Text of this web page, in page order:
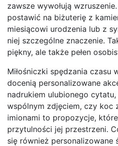
zawsze wywołują
postawić na biżuterię z
miesiącowi urodzenia lub z
niej szczególne znaczenie.
piękny, ale także pełen
Miłośniczki spędzania czasu
docenią personalizowane
nadrukiem ulubionego
wspólnym zdjęciem, czy koc
imionami to propozycje,
przytulności jej przestrzeni.
się również personalizowane